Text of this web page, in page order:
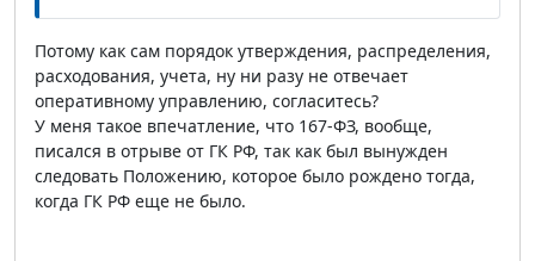
Потому как сам порядок утверждения, распределения,
расходования, учета, ну ни разу не отвечает
оперативному управлению, согласитесь?
У меня такое впечатление, что 167-ФЗ, вообще,
писался в отрыве от ГК РФ, так как был вынужден
следовать Положению, которое было рождено тогда,
когда ГК РФ еще не было.